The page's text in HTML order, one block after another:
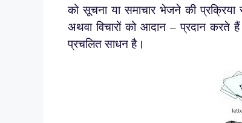
को सूचना या समाचार भेजने की
अथवा विचारों को आदान – प्रदान करते
प्रचलित साधन है।